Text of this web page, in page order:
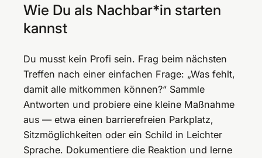
Wie Du als Nachbar*in starten
kannst
Du musst kein Profi sein. Frag beim nächsten
Treffen nach einer einfachen Frage: „Was fehlt,
damit alle mitkommen können?“ Sammle
Antworten und probiere eine kleine Maßnahme
aus — etwa einen barrierefreien Parkplatz,
Sitzmöglichkeiten oder ein Schild in Leichter
Sprache. Dokumentiere die Reaktion und lerne